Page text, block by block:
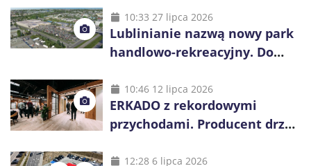
10:33 27 lipca 2026
Lublinianie nazwą nowy park
handlowo-rekreacyjny. Do
10:46 12 lipca 2026
ERKADO z rekordowymi
przychodami. Producent drzwi
inwestycje
12:28 6 lipca 2026